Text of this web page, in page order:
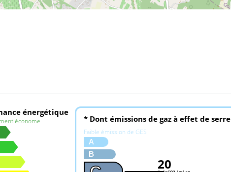
énergétique
économe * Dont émissions de gaz à effet de serre
Faible émission de GES
A
B
20